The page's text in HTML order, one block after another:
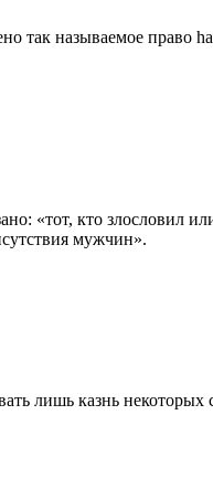
так называемое право
«тот, кто злословил
мужчин».
лишь казнь некоторых